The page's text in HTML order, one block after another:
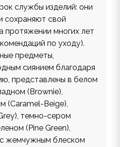
службы изделий: они
сохраняют свой
протяжении многих лет
по уходу).
предметы,
сиянием благодаря
представлены в белом
(Brownie),
(Caramel-Beige),
темно-сером
(Pine Green),
жемчужным блеском